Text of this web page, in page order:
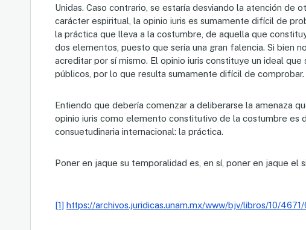
Unidas. Caso contrario, se estaría desviando la atención
carácter espiritual, la opinio iuris es sumamente difícil de
la práctica que lleva a la costumbre, de aquella que
dos elementos, puesto que sería una gran falencia. Si bien
acreditar por sí mismo. El opinio iuris constituye un ideal
públicos, por lo que resulta sumamente difícil de comprobar.
Entiendo que debería comenzar a deliberarse la amenaza
opinio iuris como elemento constitutivo de la costumbre es
consuetudinaria internacional: la práctica.
Poner en jaque su temporalidad es, en sí, poner en jaque el
[1] https://archivos.juridicas.unam.mx/www/bjv/libros/10/